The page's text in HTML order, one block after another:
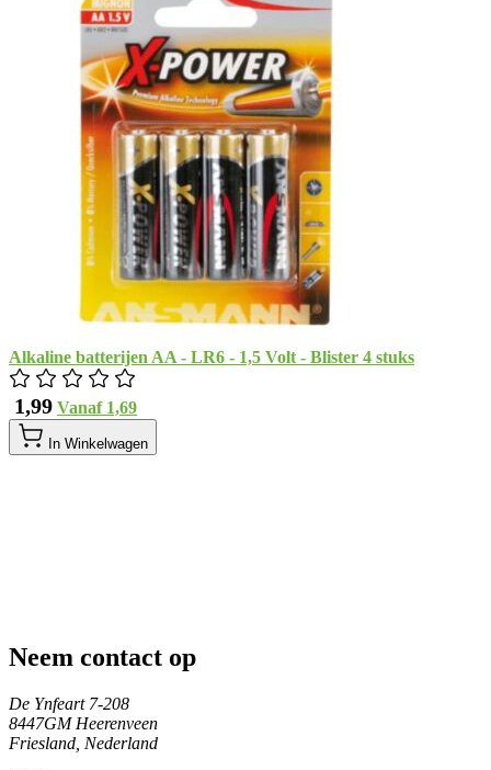
Alkaline batterijen AA - LR6 - 1,5 Volt - Blister 4 stuks
​ 1,99 Vanaf​ 1,69
In Winkelwagen
Neem contact op
De Ynfeart 7-208
8447GM Heerenveen
Friesland, Nederland